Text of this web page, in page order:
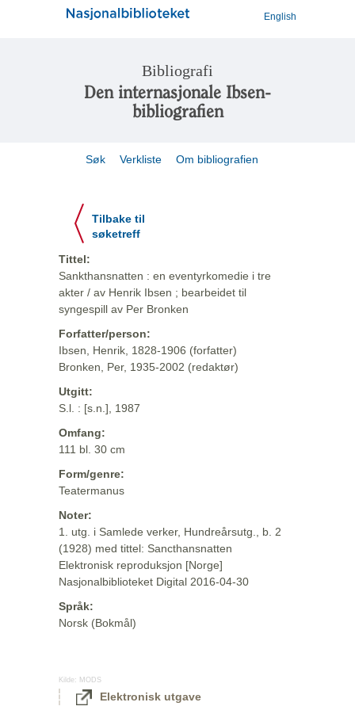
English
Bibliografi
Den internasjonale Ibsen-
bibliografien
Søk Verkliste Om bibliografien
Tilbake til
søketreff
Tittel:
Sankthansnatten : en eventyrkomedie i tre
akter / av Henrik Ibsen ; bearbeidet til
syngespill av Per Bronken
Forfatter/person:
Ibsen, Henrik, 1828-1906 (forfatter)
Bronken, Per, 1935-2002 (redaktør)
Utgitt:
S.l. : [s.n.], 1987
Omfang:
111 bl. 30 cm
Form/genre:
Teatermanus
Noter:
1. utg. i Samlede verker, Hundreårsutg., b. 2
(1928) med tittel: Sancthansnatten
Elektronisk reproduksjon [Norge]
Nasjonalbiblioteket Digital 2016-04-30
Språk:
Norsk (Bokmål)
Kilde: MODS
Elektronisk utgave